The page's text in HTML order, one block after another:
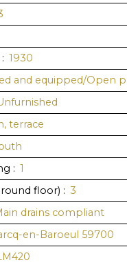
: 1930
and equipped/Open
terrace
: 1
floor) : 3
drains compliant
en-Baroeul 59700